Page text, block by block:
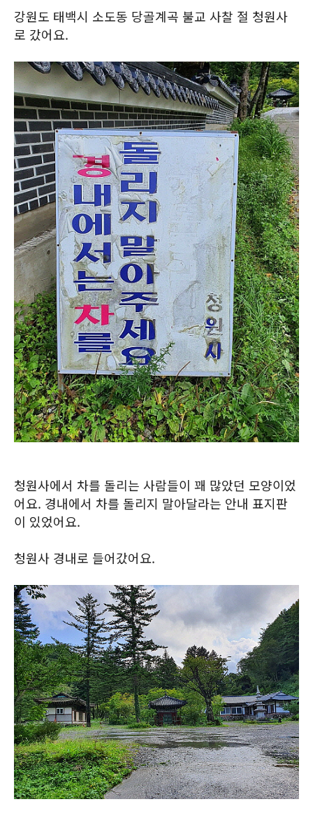
강원도 태백시 소도동 당골계곡 불교 사찰 절 청원사
로 갔어요.
청원사에서 차를 돌리는 사람들이 꽤 많았던 모양이었
어요. 경내에서 차를 돌리지 말아달라는 안내 표지판
이 있었어요.
청원사 경내로 들어갔어요.